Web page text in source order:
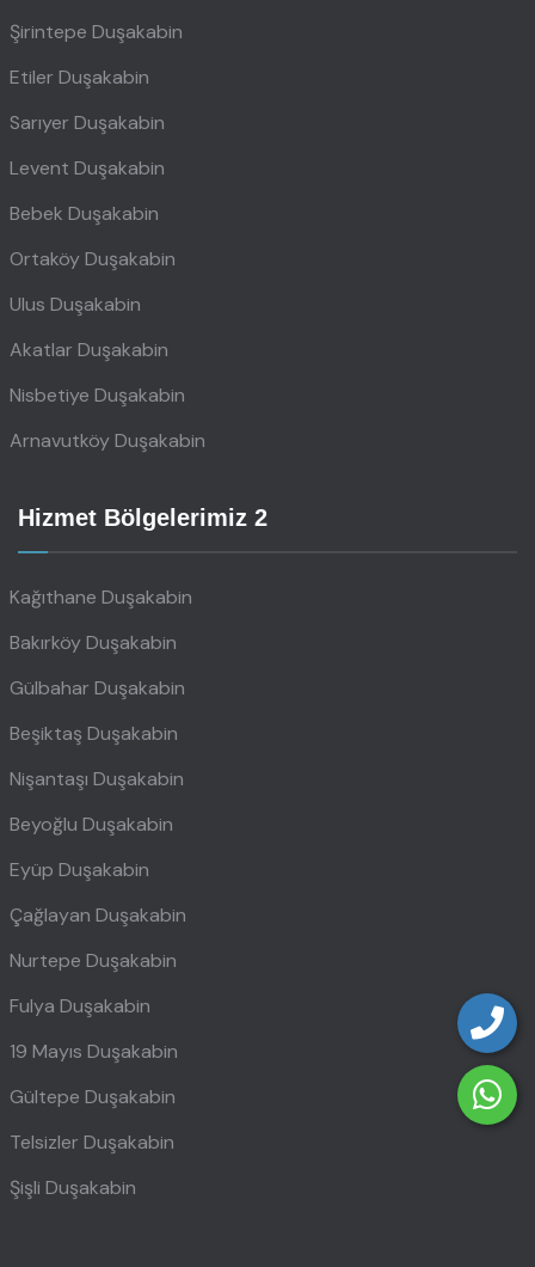
Şirintepe Duşakabin
Etiler Duşakabin
Sarıyer Duşakabin
Levent Duşakabin
Bebek Duşakabin
Ortaköy Duşakabin
Ulus Duşakabin
Akatlar Duşakabin
Nisbetiye Duşakabin
Arnavutköy Duşakabin
Hizmet Bölgelerimiz 2
Kağıthane Duşakabin
Bakırköy Duşakabin
Gülbahar Duşakabin
Beşiktaş Duşakabin
Nişantaşı Duşakabin
Beyoğlu Duşakabin
Eyüp Duşakabin
Çağlayan Duşakabin
Nurtepe Duşakabin
Fulya Duşakabin
19 Mayıs Duşakabin
Gültepe Duşakabin
Telsizler Duşakabin
Şişli Duşakabin